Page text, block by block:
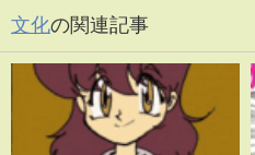
文化の関連記事